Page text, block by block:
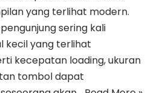
yang terlihat modern.
sering kali
kecil yang terlihat
kecepatan loading, ukuran
tombol dapat